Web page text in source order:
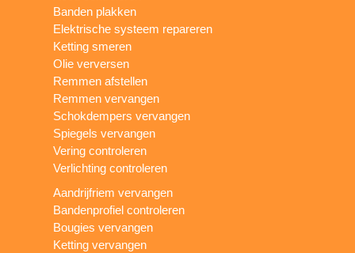
Banden plakken
Elektrische systeem repareren
Ketting smeren
Olie verversen
Remmen afstellen
Remmen vervangen
Schokdempers vervangen
Spiegels vervangen
Vering controleren
Verlichting controleren
Aandrijfriem vervangen
Bandenprofiel controleren
Bougies vervangen
Ketting vervangen